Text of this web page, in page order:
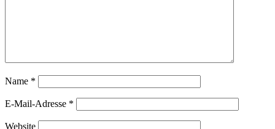
Name *
E-Mail-Adresse *
Website